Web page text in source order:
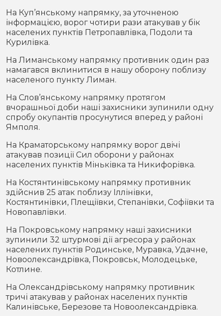
На Куп’янському напрямку, за уточненою
інформацією, ворог чотири рази атакував у бік
населених пунктів Петропавлівка, Подоли та
Курилівка.
На Лиманському напрямку противник один раз
намагався вклинитися в нашу оборону поблизу
населеного пункту Лиман.
На Слов’янському напрямку протягом
вчорашньої доби наші захисники зупинили одну
спробу окупантів просунутися вперед у районі
Ямполя.
На Краматорському напрямку ворог двічі
атакував позиції Сил оборони у районах
населених пунктів Міньківка та Никифорівка.
На Костянтинівському напрямку противник
здійснив 25 атак поблизу Іллінівки,
Костянтинівки, Плещіївки, Степанівки, Софіївки та
Новопавлівки.
На Покровському напрямку наші захисники
зупинили 32 штурмові дії агресора у районах
населених пунктів Родинське, Муравка, Удачне,
Новоолександрівка, Покровськ, Молодецьке,
Котлине.
На Олександрівському напрямку противник
тричі атакував у районах населених пунктів
Калинівське, Березове та Новоолександрівка.